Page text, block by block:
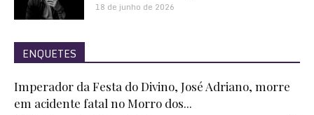
18 de junho de 2026
ENQUETES
Imperador da Festa do Divino, José Adriano, morre
em acidente fatal no Morro dos...